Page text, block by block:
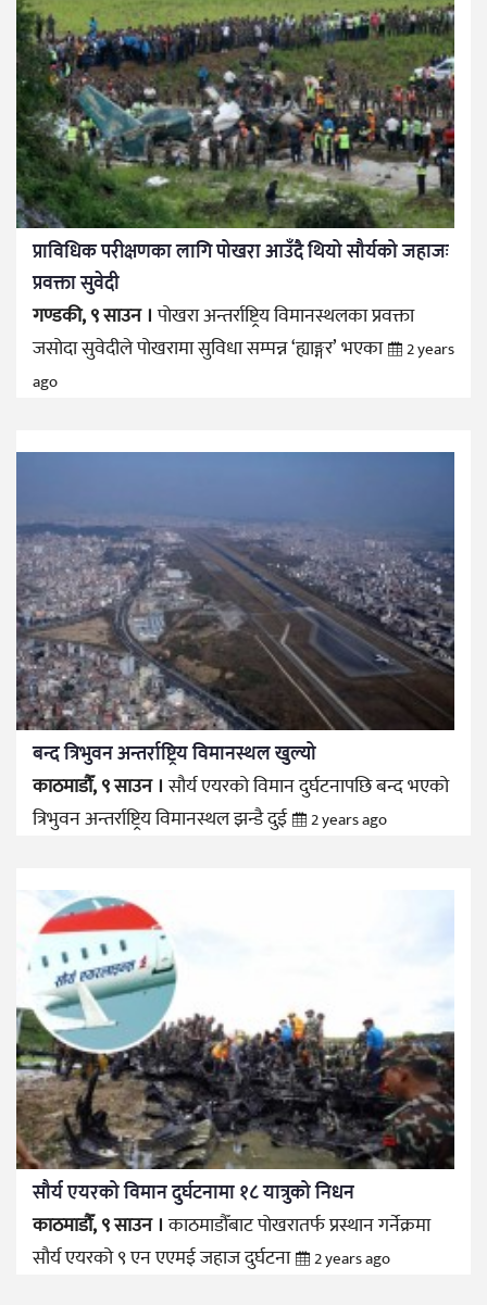
प्राविधिक परीक्षणका लागि पोखरा आउँदै थियो सौर्यको जहाजः
प्रवक्ता सुवेदी
गण्डकी, ९ साउन ।पोखरा अन्तर्राष्ट्रिय विमानस्थलका प्रवक्ता
जसोदा सुवेदीले पोखरामा सुविधा सम्पन्न ‘ह्याङ्गर’ भएका
2 years
ago
बन्द त्रिभुवन अन्तर्राष्ट्रिय विमानस्थल खुल्यो
काठमाडौँ, ९ साउन ।सौर्य एयरको विमान दुर्घटनापछि बन्द भएको
त्रिभुवन अन्तर्राष्ट्रिय विमानस्थल झन्डै दुई
2 years ago
सौर्य एयरको विमान दुर्घटनामा १८ यात्रुको निधन
काठमाडौँ, ९ साउन ।काठमाडौँबाट पोखरातर्फ प्रस्थान गर्नेक्रमा
सौर्य एयरको ९ एन एएमई जहाज दुर्घटना
2 years ago